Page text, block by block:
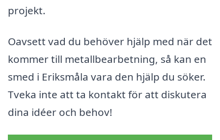
projekt.
Oavsett vad du behöver hjälp med när det
kommer till metallbearbetning, så kan en
smed i Eriksmåla vara den hjälp du söker.
Tveka inte att ta kontakt för att diskutera
dina idéer och behov!